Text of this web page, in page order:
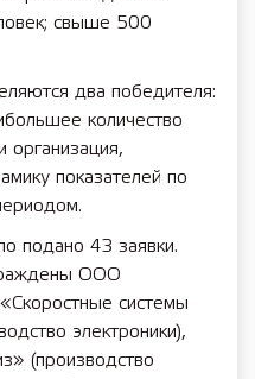
свыше 500
два победителя:
количество
организация,
показателей по
подано 43 заявки.
ООО
системы
электроники),
(производство